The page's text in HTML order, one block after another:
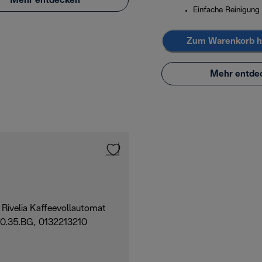
Einfache Reinigung
Zum Warenkorb
Mehr